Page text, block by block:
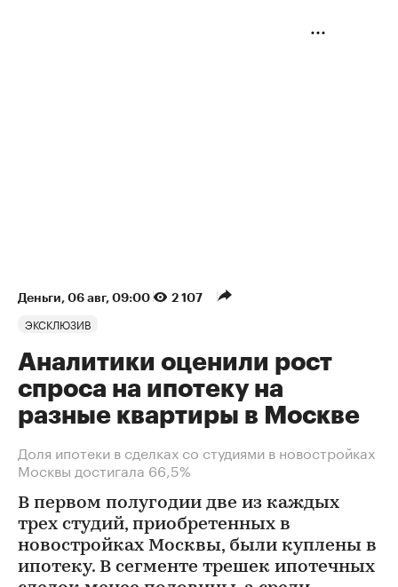
Деньги⁠, 06 авг, 09:00 2 107
ЭКСКЛЮЗИВ
Аналитики оценили рост
спроса на ипотеку на
разные квартиры в Москве
Доля ипотеки в сделках со студиями в новостройках
Москвы достигала 66,5%
В первом полугодии две из каждых
трех студий, приобретенных в
новостройках Москвы, были куплены в
ипотеку. В сегменте трешек ипотечных